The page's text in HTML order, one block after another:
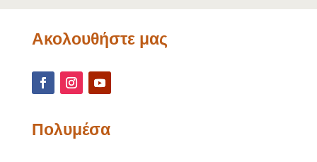
Ακολουθήστε μας
Πολυμέσα